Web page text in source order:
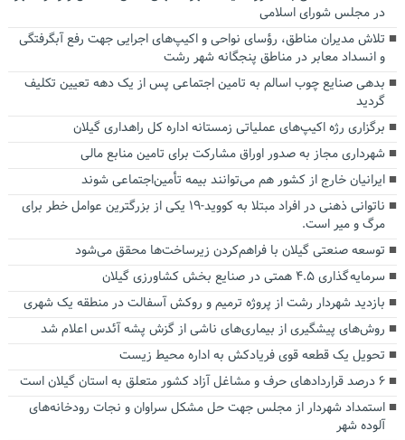
در مجلس شورای اسلامی
تلاش مدیران مناطق، رؤسای نواحی و اکیپ‌های اجرایی جهت رفع آبگرفتگی
و انسداد معابر در مناطق پنجگانه شهر رشت
بدهی صنایع چوب اسالم به تامین اجتماعی پس از یک دهه تعیین تکلیف
گردید
برگزاری رژه اکیپ‌های عملیاتی زمستانه اداره‌ کل راهداری گیلان
شهرداری مجاز به صدور اوراق مشارکت برای تامین منابع مالی
ایرانیان خارج از کشور هم می‌توانند بیمه تأمین‌اجتماعی شوند
ناتوانی ذهنی در افراد مبتلا به کووید-۱۹ یکی از بزرگترین عوامل خطر برای
مرگ و میر است.
توسعه صنعتی گیلان با فراهم‌کردن زیرساخت‌ها محقق می‌شود
سرمایه گذاری ۴.۵ همتی در صنایع بخش کشاورزی گیلان
بازدید شهردار رشت از پروژه ترمیم و روکش آسفالت در منطقه یک شهری
روش‌های پیشگیری از بیماری‌های ناشی از گزش پشه آئدس اعلام شد
تحویل یک قطعه قوی فریادکش به اداره محیط‌ زیست
۶ درصد قراردادهای حرف و مشاغل آزاد کشور متعلق به استان گیلان است
استمداد شهردار از مجلس جهت حل مشکل سراوان و نجات رودخانه‌های
آلوده شهر